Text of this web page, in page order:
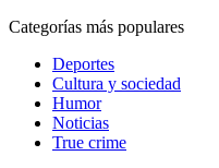
Categorías más populares
Deportes
Cultura y sociedad
Humor
Noticias
True crime